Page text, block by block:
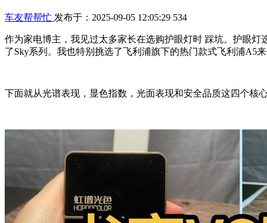
车友帮帮忙 发布于：2025-09-05 12:05:29 534
作为家电博主，我见过太多家长在选购护眼灯时 踩坑。护眼
了Sky系列。我也特别挑选了飞利浦旗下的热门款式飞利浦A5来
下面就从光谱表现，显色指数，光面表现和安全品质这四个核